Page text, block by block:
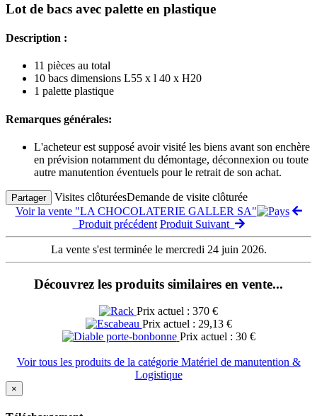
Lot de bacs avec palette en plastique
Description :
11 pièces au total
10 bacs dimensions L55 x l 40 x H20
1 palette plastique
Remarques générales:
L'acheteur est supposé avoir visité les biens avant son enchère
en prévision notamment du démontage, déconnexion ou toute
autre manutention éventuels pour le retrait de son achat.
Partager Visites clôturéesDemande de visite clôturée
Voir la vente "LA CHOCOLATERIE GALLER SA"
Produit précédent Produit Suivant
La vente s'est terminée le mercredi 24 juin 2026.
Découvrez les produits similaires en vente...
Prix actuel : 370 €
Prix actuel : 29,13 €
Prix actuel : 30 €
Voir tous les produits de la catégorie Matériel de manutention &
Logistique
×